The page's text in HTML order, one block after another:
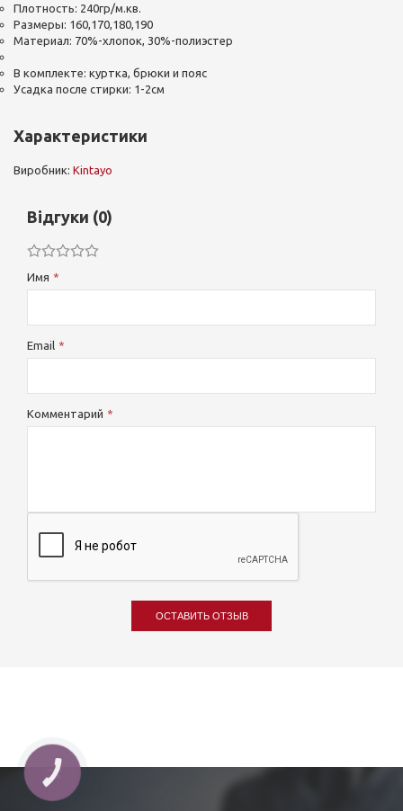
Плотность: 240гр/м.кв.
Размеры: 160,170,180,190
Материал: 70%-хлопок, 30%-полиэстер
В комплекте: куртка, брюки и пояс
Усадка после стирки: 1-2см
Характеристики
Виробник: Kintayo
Відгуки (0)
Имя
Email
Комментарий
ОСТАВИТЬ ОТЗЫВ